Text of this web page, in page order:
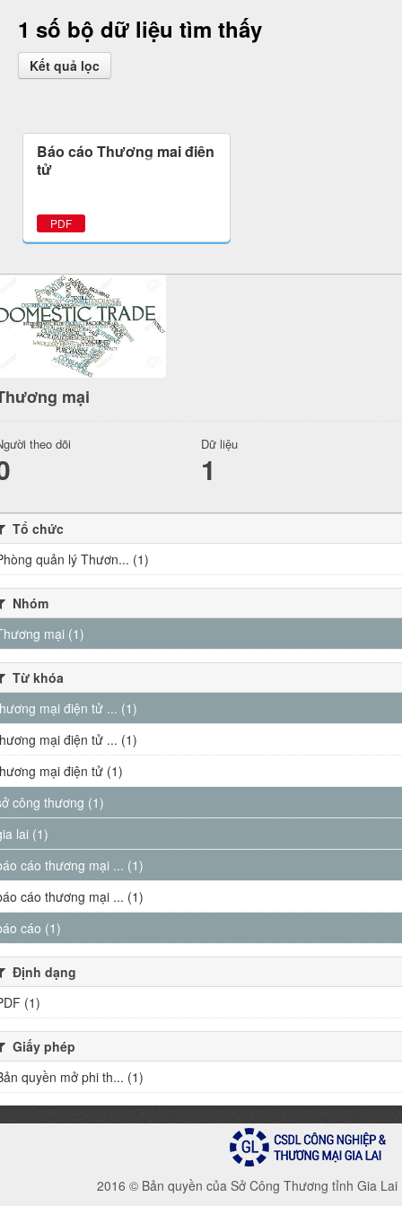
1 số bộ dữ liệu tìm thấy
Kết quả lọc
Báo cáo Thương mại điện
tử
PDF
mại
theo dõi Dữ liệu
1
Tổ chức
quản lý Thươn... (1)
Nhóm
mại (1)
Từ khóa
mại điện tử ... (1)
mại điện tử ... (1)
mại điện tử (1)
công thương (1)
lai (1)
cáo thương mại ... (1)
cáo thương mại ... (1)
cáo (1)
Định dạng
(1)
Giấy phép
quyền mở phi th... (1)
2016 © Bản quyền của Sở Công Thương tỉnh Gia Lai